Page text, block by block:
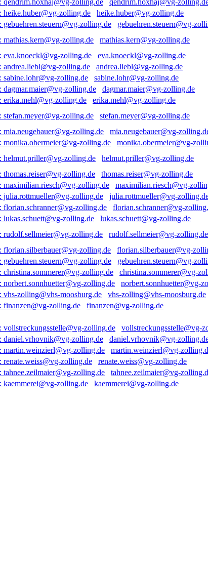
qendrim.hoxhaj@vg-
heike.huber@vg-zolling.de
gebuehren.steuern@vg-
mathias.kern@vg-zolling.de
eva.knoeckl@vg-zolling.de
andrea.liebl@vg-zolling.de
sabine.lohr@vg-zolling.de
dagmar.maier@vg-zolling.de
erika.mehl@vg-zolling.de
stefan.meyer@vg-zolling.de
mia.neugebauer@vg-
monika.obermeier@vg-
helmut.priller@vg-zolling.de
thomas.reiser@vg-zolling.de
maximilian.riesch@vg-
julia.rottmueller@vg-
florian.schranner@vg-
lukas.schuett@vg-zolling.de
rudolf.sellmeier@vg-zolling.de
florian.silberbauer@vg-
gebuehren.steuern@vg-
christina.sommerer@vg-
norbert.sonnhuetter@vg-
vhs-zolling@vhs-moosburg.de
finanzen@vg-zolling.de
vollstreckungsstelle@vg-
daniel.vrhovnik@vg-
martin.weinzierl@vg-
renate.weiss@vg-zolling.de
tahnee.zeilmaier@vg-
kaemmerei@vg-zolling.de